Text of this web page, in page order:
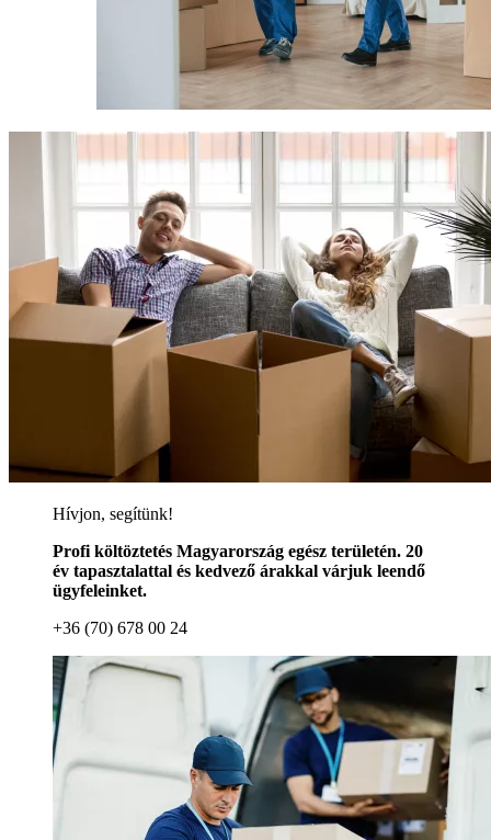
Hívjon, segítünk!
Profi költöztetés Magyarország egész területén. 20
év tapasztalattal és kedvező árakkal várjuk leendő
ügyfeleinket.
+36 (70) 678 00 24